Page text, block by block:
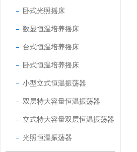
卧式光照摇床
数显恒温培养摇床
台式恒温培养摇床
卧式恒温培养摇床
小型立式恒温振荡器
双层特大容量恒温振荡器
立式特大容量双层恒温振荡器
光照恒温振荡器